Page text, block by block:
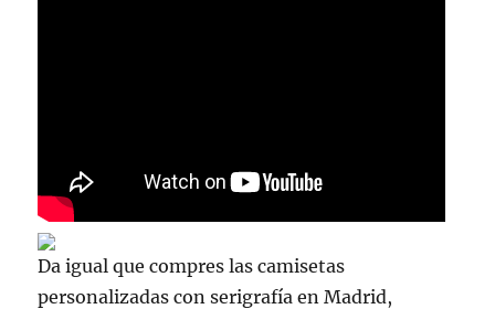
Da igual que compres las camisetas
personalizadas con serigrafía en Madrid,